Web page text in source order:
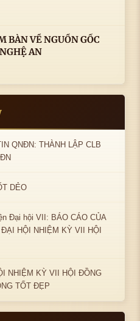
BÀN VỀ NGUỒN GỐC
AN
QNĐN: THÀNH LẬP CLB
DẺO
Đại hội VII: BÁO CÁO CỦA
HỘI NHIỆM KỲ VII HỘI
NHIỆM KỲ VII HỘI ĐỒNG
TỐT ĐẸP